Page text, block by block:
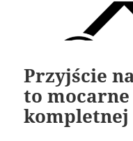
Przyjście
to